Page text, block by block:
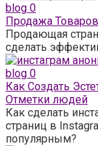
blog 0
Продажа
Продающая
сделать
blog 0
Как Создать
Отметки людей
Как сделать
страниц в
популярным?